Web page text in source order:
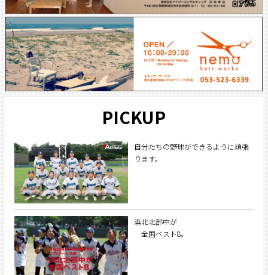
PICKUP
自分たちの野球ができるように頑張
ります。
浜北北部中が
全国ベスト8。